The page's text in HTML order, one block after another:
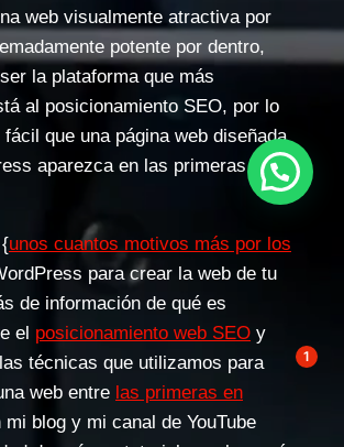
web visualmente atractiva por
potente por dentro,
la plataforma que más
al posicionamiento SEO, por lo
que una página web diseñada
aparezca en las primeras
unos cuantos motivos más por los
para crear la web de tu
de información de qué es
el posicionamiento web SEO y
técnicas que utilizamos para
web entre las primeras en
mi blog y mi canal de YouTube
1